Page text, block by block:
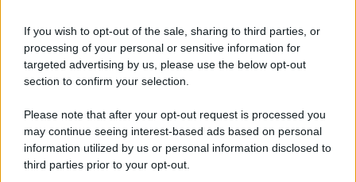
If you wish to opt-out of the sale, sharing to third parties, or
processing of your personal or sensitive information for
targeted advertising by us, please use the below opt-out
section to confirm your selection.
Please note that after your opt-out request is processed you
may continue seeing interest-based ads based on personal
information utilized by us or personal information disclosed to
third parties prior to your opt-out.
© 2026 - Pianeta Design - P.IVA 04827280654 - Testata
Registrata Al Tribunale Di Nocera Inferiore N. 8/2020 - RG N.
ISCRIZIONE AL ROC N. 35792 – ISCRITTA ALL’ANSO
(ASSOCIAZIONE NAZIONALE STAMPA ONLINE)